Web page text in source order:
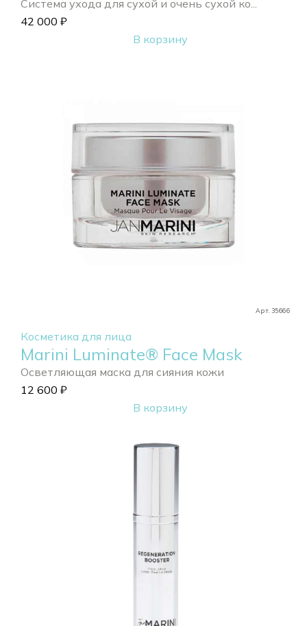
Система ухода для сухой и очень сухой ко...
42 000 ₽
В корзину
Арт. 35666
Косметика для лица
Marini Luminate® Face Mask
Осветляющая маска для сияния кожи
12 600 ₽
В корзину